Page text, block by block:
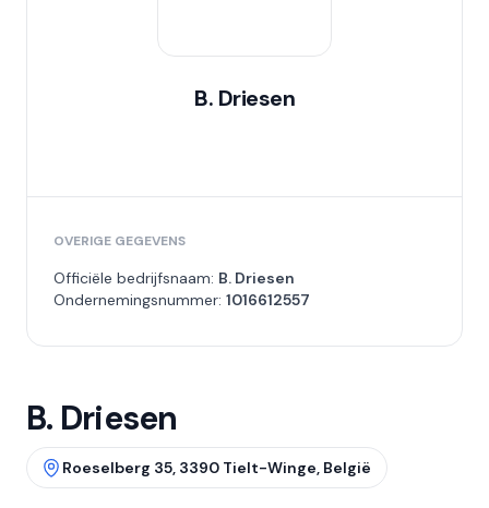
B. Driesen
OVERIGE GEGEVENS
Officiële bedrijfsnaam: B. Driesen
Ondernemingsnummer: 1016612557
B. Driesen
Roeselberg 35, 3390 Tielt-Winge, België